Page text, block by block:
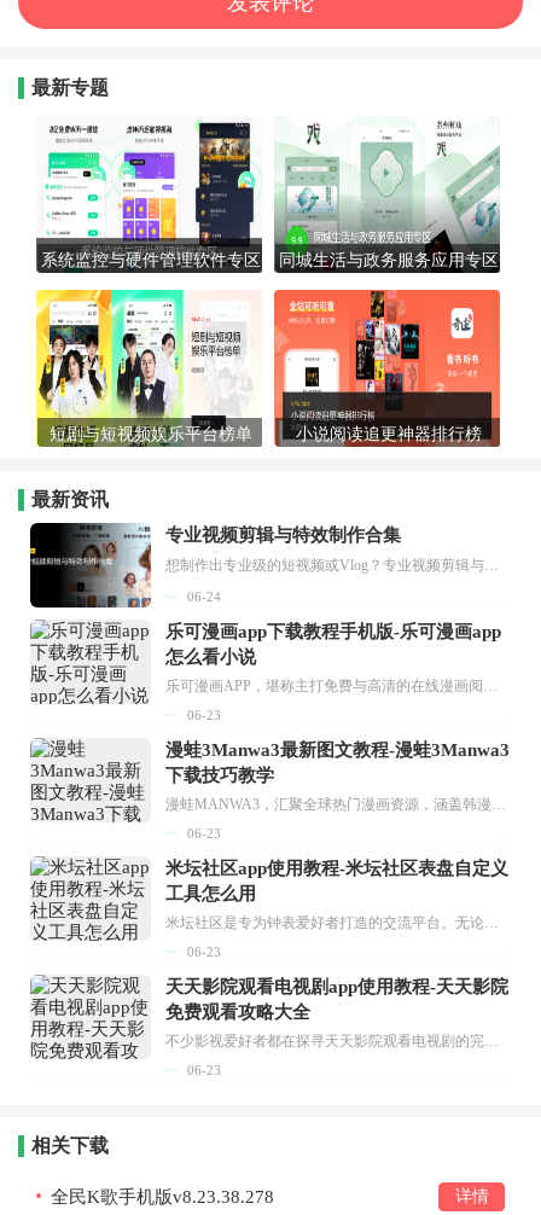
最新专题
系统监控与硬件管理软件专区 同城生活与政务服务应用专区
短剧与短视频娱乐平台榜单 小说阅读追更神器排行榜
最新资讯
专业视频剪辑与特效制作合集
想制作出专业级的短视频或Vlog？专业视频剪辑与特效制作大全专题为你提供了从剪辑、抠像到特效包装的全套解决方案。无论是添加炫酷的片头、进行精准的视频抠图，还是制...
06-24
乐可漫画app下载教程手机版-乐可漫画app
怎么看小说
乐可漫画APP，堪称主打免费与高清的在线漫画阅读神器。其官方版提供海量完整版漫画资源，无论是国内漫画，还是日漫、韩漫、台漫、美漫等国外漫画，应有尽有，随时供你阅读。只需轻点一下，便能直接进入阅读界面。不仅如此，乐可漫画最新版本更新速度极快，在这里，你总能抢先看到全网一手漫画章节内容！...
06-23
漫蛙3Manwa3最新图文教程-漫蛙3Manwa3
下载技巧教学
漫蛙MANWA3，汇聚全球热门漫画资源，涵盖韩漫、欧美漫画、国漫等多种类型，题材丰富多样，全方位满足用户阅读喜好。它不仅是阅读平台，更是创作平台，为广大用户打造零门槛创作环境。...
06-23
米坛社区app使用教程-米坛社区表盘自定义
工具怎么用
米坛社区是专为钟表爱好者打造的交流平台。无论你是初涉钟表领域的普通爱好者，还是拥有多年收藏经验的资深玩家，都能在此找到属于自己的天地。 无需注册，就能轻松参与其中。通过专业的讨论论坛与丰富的交互功能，你可与世界各地的钟表爱好者畅快交流。若你钟情于钟表，米坛社区无疑是值得一试的理想之选。在这里，你能获取最新的手表资讯，交流见解，提升鉴赏品味，让每一块手表都成为收藏故事中重要的一部分。感兴趣的朋友，不要错过下载机会。...
06-23
天天影院观看电视剧app使用教程-天天影院
免费观看攻略大全
不少影视爱好者都在探寻天天影院观看电视剧的完整方法，结合最新平台使用规则，本篇新手入门攻略全面讲解观看渠道、检索流程、播放设置以及画面模式调整等实用内容。全文适配手机、电脑等主流设备，步骤简洁易懂，无论是初次使用的新手，还是想要优化观影体验的用户，都能参照内容快速上手，熟练掌握平台各项操作技巧，轻松畅享影视内容。...
06-23
相关下载
全民K歌手机版v8.23.38.278 详情